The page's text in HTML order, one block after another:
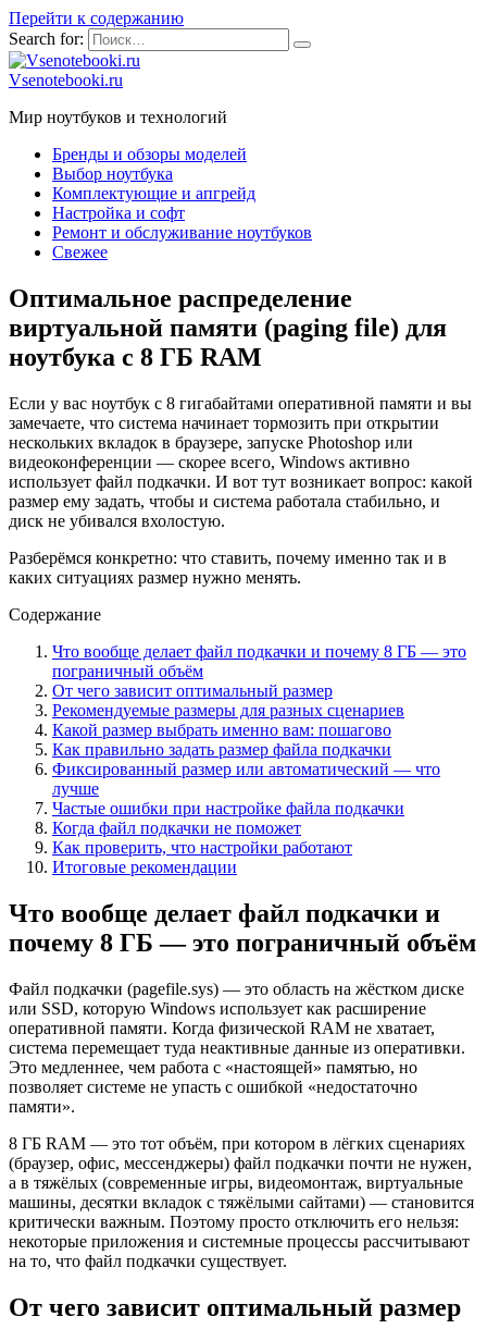
Перейти к содержанию
Search for:
Vsenotebooki.ru
Мир ноутбуков и технологий
Бренды и обзоры моделей
Выбор ноутбука
Комплектующие и апгрейд
Настройка и софт
Ремонт и обслуживание ноутбуков
Свежее
Оптимальное распределение
виртуальной памяти (paging file) для
ноутбука с 8 ГБ RAM
Если у вас ноутбук с 8 гигабайтами оперативной памяти и вы
замечаете, что система начинает тормозить при открытии
нескольких вкладок в браузере, запуске Photoshop или
видеоконференции — скорее всего, Windows активно
использует файл подкачки. И вот тут возникает вопрос: какой
размер ему задать, чтобы и система работала стабильно, и
диск не убивался вхолостую.
Разберёмся конкретно: что ставить, почему именно так и в
каких ситуациях размер нужно менять.
Содержание
Что вообще делает файл подкачки и почему 8 ГБ — это
пограничный объём
От чего зависит оптимальный размер
Рекомендуемые размеры для разных сценариев
Какой размер выбрать именно вам: пошагово
Как правильно задать размер файла подкачки
Фиксированный размер или автоматический — что
лучше
Частые ошибки при настройке файла подкачки
Когда файл подкачки не поможет
Как проверить, что настройки работают
Итоговые рекомендации
Что вообще делает файл подкачки и
почему 8 ГБ — это пограничный объём
Файл подкачки (pagefile.sys) — это область на жёстком диске
или SSD, которую Windows использует как расширение
оперативной памяти. Когда физической RAM не хватает,
система перемещает туда неактивные данные из оперативки.
Это медленнее, чем работа с «настоящей» памятью, но
позволяет системе не упасть с ошибкой «недостаточно
памяти».
8 ГБ RAM — это тот объём, при котором в лёгких сценариях
(браузер, офис, мессенджеры) файл подкачки почти не нужен,
а в тяжёлых (современные игры, видеомонтаж, виртуальные
машины, десятки вкладок с тяжёлыми сайтами) — становится
критически важным. Поэтому просто отключить его нельзя:
некоторые приложения и системные процессы рассчитывают
на то, что файл подкачки существует.
От чего зависит оптимальный размер